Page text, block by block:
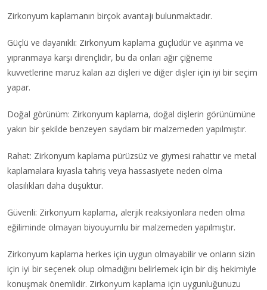
Zirkonyum kaplamanın birçok avantajı bulunmaktadır.
Güçlü ve dayanıklı: Zirkonyum kaplama güçlüdür ve aşınma ve
yıpranmaya karşı dirençlidir, bu da onları ağır çiğneme
kuvvetlerine maruz kalan azı dişleri ve diğer dişler için iyi bir seçim
yapar.
Doğal görünüm: Zirkonyum kaplama, doğal dişlerin görünümüne
yakın bir şekilde benzeyen saydam bir malzemeden yapılmıştır.
Rahat: Zirkonyum kaplama pürüzsüz ve giymesi rahattır ve metal
kaplamalara kıyasla tahriş veya hassasiyete neden olma
olasılıkları daha düşüktür.
Güvenli: Zirkonyum kaplama, alerjik reaksiyonlara neden olma
eğiliminde olmayan biyouyumlu bir malzemeden yapılmıştır.
Zirkonyum kaplama herkes için uygun olmayabilir ve onların sizin
için iyi bir seçenek olup olmadığını belirlemek için bir diş hekimiyle
konuşmak önemlidir. Zirkonyum kaplama için uygunluğunuzu